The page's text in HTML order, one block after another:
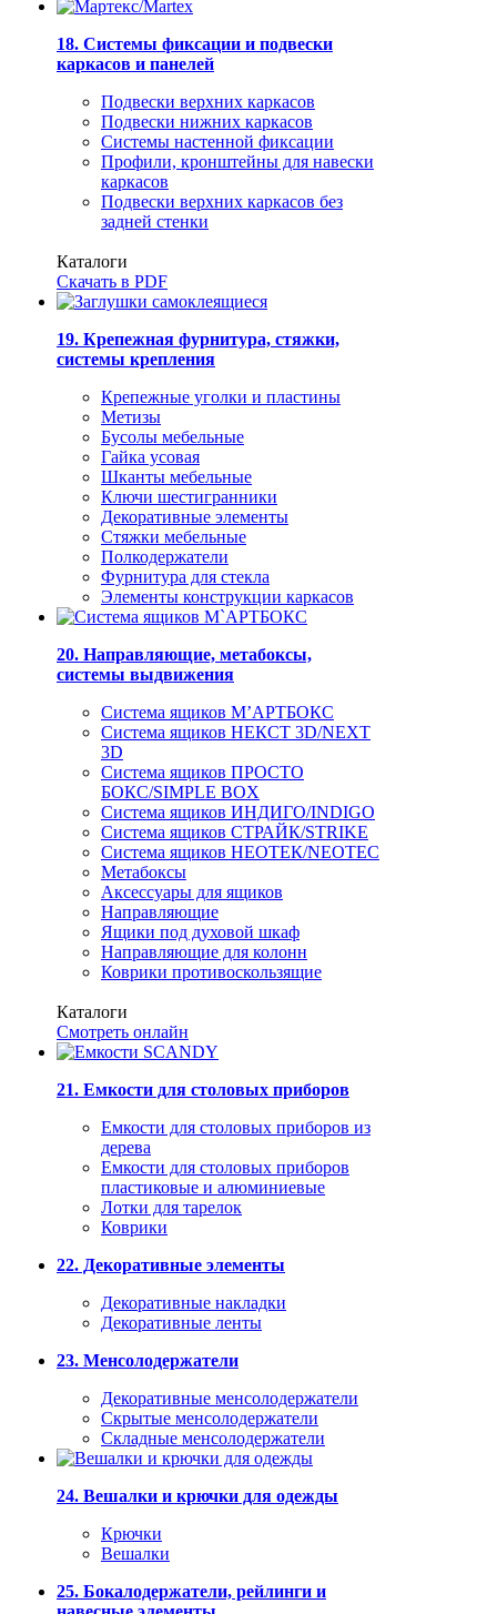
18. Системы фиксации и подвески
каркасов и панелей
Подвески верхних каркасов
Подвески нижних каркасов
Системы настенной фиксации
Профили, кронштейны для навески
каркасов
Подвески верхних каркасов без
задней стенки
Каталоги
Скачать в PDF
19. Крепежная фурнитура, стяжки,
системы крепления
Крепежные уголки и пластины
Метизы
Бусолы мебельные
Гайка усовая
Шканты мебельные
Ключи шестигранники
Декоративные элементы
Стяжки мебельные
Полкодержатели
Фурнитура для стекла
Элементы конструкции каркасов
20. Направляющие, метабоксы,
системы выдвижения
Система ящиков М’АРТБОКС
Система ящиков НЕКСТ 3D/NEXT
3D
Система ящиков ПРОСТО
БОКС/SIMPLE BOX
Система ящиков ИНДИГО/INDIGO
Система ящиков СТРАЙК/STRIKE
Система ящиков НЕОТЕК/NEOTEC
Метабоксы
Аксессуары для ящиков
Направляющие
Ящики под духовой шкаф
Направляющие для колонн
Коврики противоскользящие
Каталоги
Смотреть онлайн
21. Емкости для столовых приборов
Емкости для столовых приборов из
дерева
Емкости для столовых приборов
пластиковые и алюминиевые
Лотки для тарелок
Коврики
22. Декоративные элементы
Декоративные накладки
Декоративные ленты
23. Менсолодержатели
Декоративные менсолодержатели
Скрытые менсолодержатели
Складные менсолодержатели
24. Вешалки и крючки для одежды
Крючки
Вешалки
25. Бокалодержатели, рейлинги и